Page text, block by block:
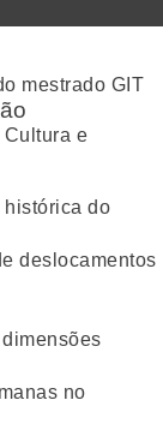
mestrado GIT
Cultura e
histórica do
deslocamentos
no